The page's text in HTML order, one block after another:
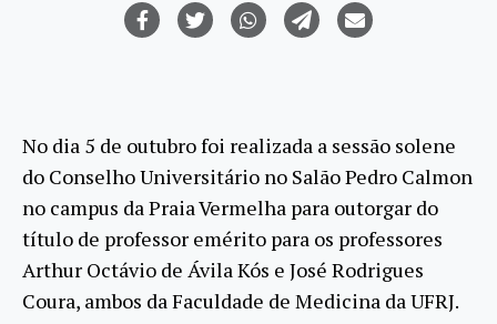
No dia 5 de outubro foi realizada a sessão solene
do Conselho Universitário no Salão Pedro Calmon
no campus da Praia Vermelha para outorgar do
título de professor emérito para os professores
Arthur Octávio de Ávila Kós e José Rodrigues
Coura, ambos da Faculdade de Medicina da UFRJ.